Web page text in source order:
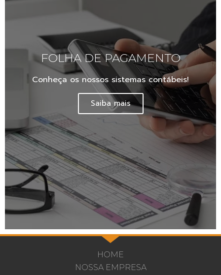
FOLHA DE PAGAMENTO
Conheça os nossos sistemas contábeis!
Saiba mais
HOME
NOSSA EMPRESA